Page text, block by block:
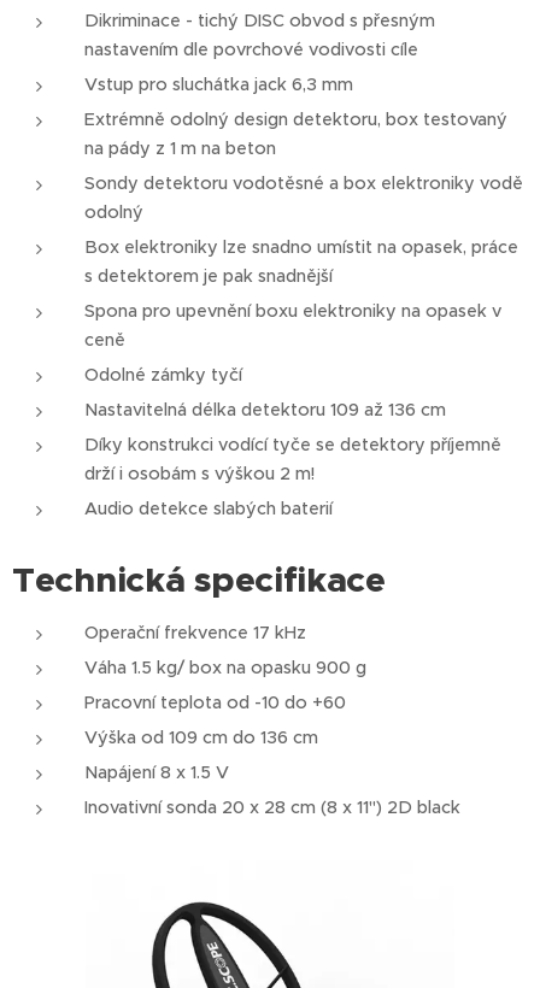
Dikriminace - tichý DISC obvod s přesným
nastavením dle povrchové vodivosti cíle
Vstup pro sluchátka jack 6,3 mm
Extrémně odolný design detektoru, box testovaný
na pády z 1 m na beton
Sondy detektoru vodotěsné a box elektroniky vodě
odolný
Box elektroniky lze snadno umístit na opasek, práce
s detektorem je pak snadnější
Spona pro upevnění boxu elektroniky na opasek v
ceně
Odolné zámky tyčí
Nastavitelná délka detektoru 109 až 136 cm
Díky konstrukci vodící tyče se detektory příjemně
drží i osobám s výškou 2 m!
Audio detekce slabých baterií
Technická specifikace
Operační frekvence 17 kHz
Váha 1.5 kg/ box na opasku 900 g
Pracovní teplota od -10 do +60
Výška od 109 cm do 136 cm
Napájení 8 x 1.5 V
Inovativní sonda 20 x 28 cm (8 x 11") 2D black